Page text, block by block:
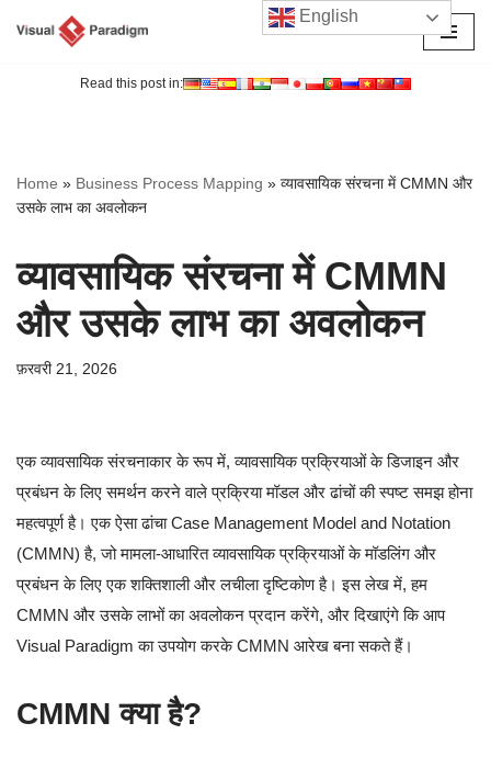
Read this post in:
Home » Business Process Mapping » व्यावसायिक संरचना में CMMN और
उसके लाभ का अवलोकन
व्यावसायिक संरचना में CMMN
और उसके लाभ का अवलोकन
फ़रवरी 21, 2026
एक व्यावसायिक संरचनाकार के रूप में, व्यावसायिक प्रक्रियाओं के डिजाइन और
प्रबंधन के लिए समर्थन करने वाले प्रक्रिया मॉडल और ढांचों की स्पष्ट समझ होना
महत्वपूर्ण है। एक ऐसा ढांचा Case Management Model and Notation
(CMMN) है, जो मामला-आधारित व्यावसायिक प्रक्रियाओं के मॉडलिंग और
प्रबंधन के लिए एक शक्तिशाली और लचीला दृष्टिकोण है। इस लेख में, हम
CMMN और उसके लाभों का अवलोकन प्रदान करेंगे, और दिखाएंगे कि आप
Visual Paradigm का उपयोग करके CMMN आरेख बना सकते हैं।
CMMN क्या है?
English